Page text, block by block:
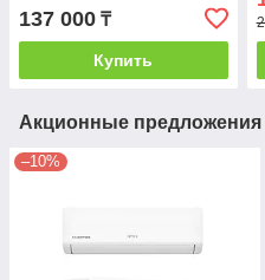
137 000 ₸
Купить
Акционные предложения
–10%